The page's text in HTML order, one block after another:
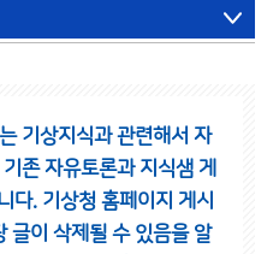
기상지식과 관련해서 자
기존 자유토론과 지식샘 게
다. 기상청 홈페이지 게시
글이 삭제될 수 있음을 알